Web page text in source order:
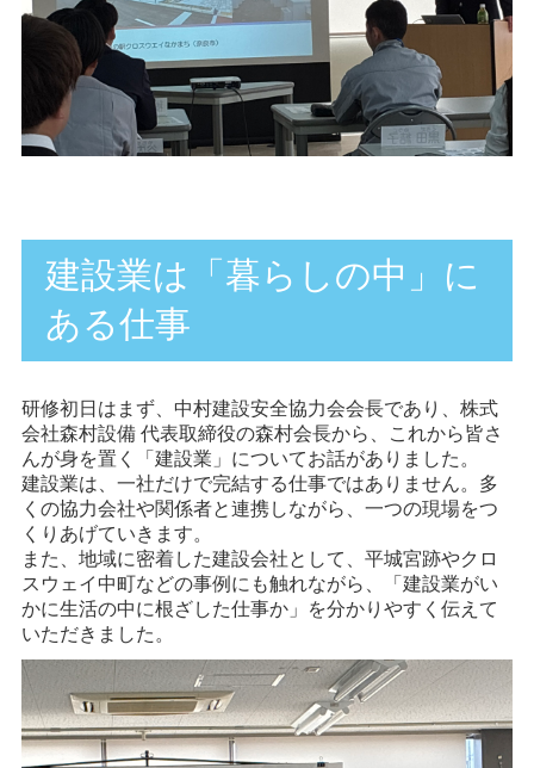
建設業は「暮らしの中」に
ある仕事
研修初日はまず、中村建設安全協力会会長であり、株式
会社森村設備 代表取締役の森村会長から、これから皆さ
んが身を置く「建設業」についてお話がありました。
建設業は、一社だけで完結する仕事ではありません。多
くの協力会社や関係者と連携しながら、一つの現場をつ
くりあげていきます。
また、地域に密着した建設会社として、平城宮跡やクロ
スウェイ中町などの事例にも触れながら、「建設業がい
かに生活の中に根ざした仕事か」を分かりやすく伝えて
いただきました。